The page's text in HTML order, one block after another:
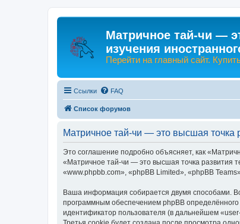
Матричное тай-чи —
изучения
Перейти на главный сайт.
Ссылки FAQ
Список форумов
Матричное тай-чи — это высшая точка
Это соглашение подробно объясняет, как
«Матричное тай-чи — это высшая точка развития
«www.phpbb.com», «phpBB Limited», «phpBB
Ваша информация собирается двумя способами.
программным обеспечением phpBB
идентификатор пользователя (в дальнейшем